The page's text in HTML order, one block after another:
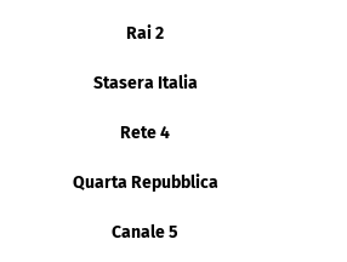
Rai 2
Stasera Italia
Rete 4
Quarta Repubblica
Canale 5